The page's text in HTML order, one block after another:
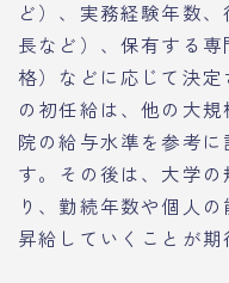
ど）、実務経験年数
長など）、保有する
格）などに応じて決
の初任給は、他の大
院の給与水準を参考
す。その後は、大学
り、勤続年数や個人
昇給していくことが期